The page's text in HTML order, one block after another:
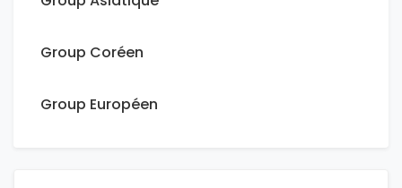
Group Coréen
Group Européen